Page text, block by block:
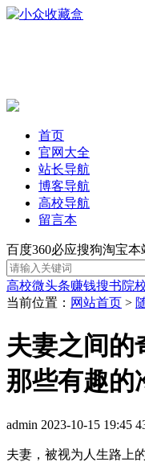
首页
官网大全
站长导航
博客导航
高校导航
留言本
百度360必应搜狗淘宝本
高校微头条赚钱搜书院
当前位置： 网站首页 >
夫妻之间的
那些有趣的
admin 2023-10-15 19:45
夫妻，被视为人生路上